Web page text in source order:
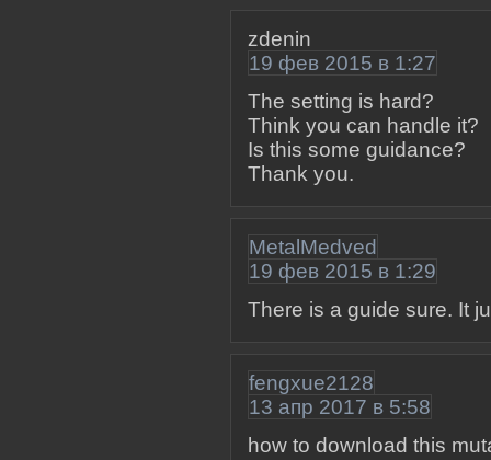
zdenin
19 фев 2015 в 1:27
The setting is hard?
Think you can handle it?
Is this some guidance?
Thank you.
MetalMedved
19 фев 2015 в 1:29
There is a guide sure. It
fengxue2128
13 апр 2017 в 5:58
how to download this